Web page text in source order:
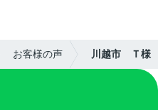
お客様の声 川越市 Ｔ様